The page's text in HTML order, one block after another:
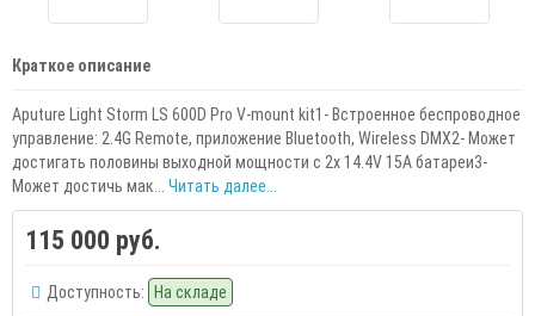
Краткое описание
Aputure Light Storm LS 600D Pro V-mount kit1- Встроенное беспроводное
управление: 2.4G Remote, приложение Bluetooth, Wireless DMX2- Может
достигать половины выходной мощности с 2x 14.4V 15A батареи3-
Может достичь мак... Читать далее...
115 000 руб.
Доступность: На складе